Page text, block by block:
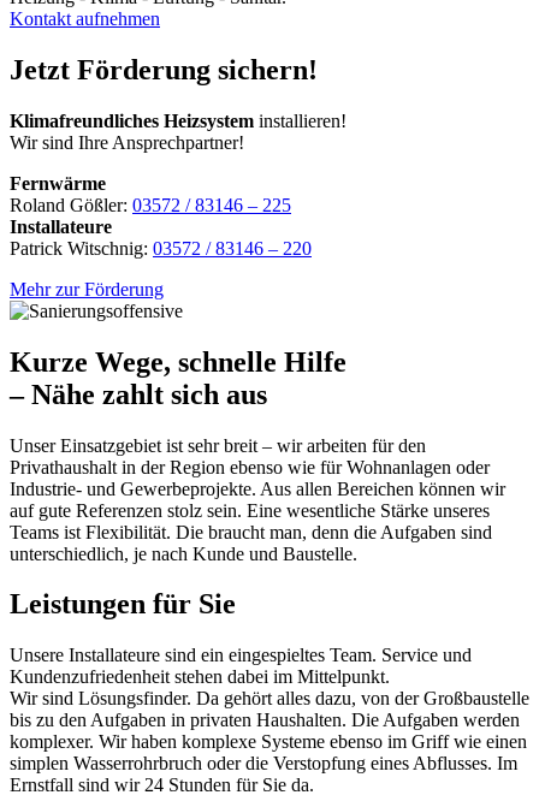
Kontakt aufnehmen
Jetzt Förderung sichern!
Klimafreundliches Heizsystem installieren!
Wir sind Ihre Ansprechpartner!
Fernwärme
Roland Gößler: 03572 / 83146 – 225
Installateure
Patrick Witschnig: 03572 / 83146 – 220
Mehr zur Förderung
Kurze Wege, schnelle Hilfe
– Nähe zahlt sich aus
Unser Einsatzgebiet ist sehr breit – wir arbeiten für den
Privathaushalt in der Region ebenso wie für Wohnanlagen oder
Industrie- und Gewerbeprojekte. Aus allen Bereichen können wir
auf gute Referenzen stolz sein. Eine wesentliche Stärke unseres
Teams ist Flexibilität. Die braucht man, denn die Aufgaben sind
unterschiedlich, je nach Kunde und Baustelle.
Leistungen für Sie
Unsere Installateure sind ein eingespieltes Team. Service und
Kundenzufriedenheit stehen dabei im Mittelpunkt.
Wir sind Lösungsfinder. Da gehört alles dazu, von der Großbaustelle
bis zu den Aufgaben in privaten Haushalten. Die Aufgaben werden
komplexer. Wir haben komplexe Systeme ebenso im Griff wie einen
simplen Wasserrohrbruch oder die Verstopfung eines Abflusses. Im
Ernstfall sind wir 24 Stunden für Sie da.